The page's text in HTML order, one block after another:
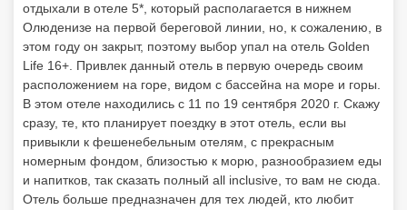
отдыхали в отеле 5*, который располагается в нижнем
Олюденизе на первой береговой линии, но, к сожалению, в
этом году он закрыт, поэтому выбор упал на отель Golden
Life 16+. Привлек данный отель в первую очередь своим
расположением на горе, видом с бассейна на море и горы.
В этом отеле находились с 11 по 19 сентября 2020 г. Скажу
сразу, те, кто планирует поездку в этот отель, если вы
привыкли к фешенебельным отелям, с прекрасным
номерным фондом, близостью к морю, разнообразием еды
и напитков, так сказать полный all inclusive, то вам не сюда.
Отель больше предназначен для тех людей, кто любит